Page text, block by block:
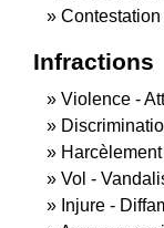
Infractions
Violence -
Harcèlement
Vol -
Injure -